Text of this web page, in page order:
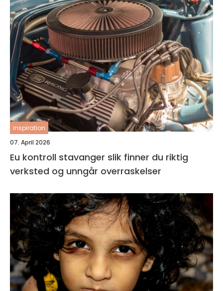
inspiration
07. April 2026
Eu kontroll stavanger slik finner du riktig
verksted og unngår overraskelser